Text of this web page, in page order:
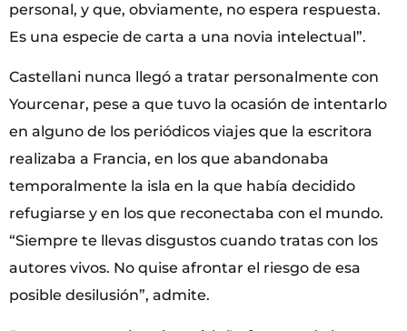
personal, y que, obviamente, no espera respuesta.
Es una especie de carta a una novia intelectual”.
Castellani nunca llegó a tratar personalmente con
Yourcenar, pese a que tuvo la ocasión de intentarlo
en alguno de los periódicos viajes que la escritora
realizaba a Francia, en los que abandonaba
temporalmente la isla en la que había decidido
refugiarse y en los que reconectaba con el mundo.
“Siempre te llevas disgustos cuando tratas con los
autores vivos. No quise afrontar el riesgo de esa
posible desilusión”, admite.